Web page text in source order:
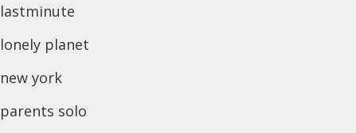
lastminute
lonely planet
new york
parents solo